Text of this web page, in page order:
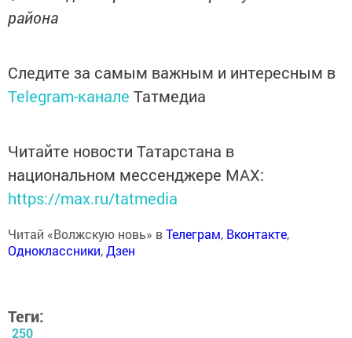
района
Следите за самым важным и интересным в
Telegram-канале Татмедиа
Читайте новости Татарстана в
национальном мессенджере MАХ:
https://max.ru/tatmedia
Читай «Волжскую новь» вТелеграм, Вконтакте,
Одноклассники,Дзен
Теги:
250